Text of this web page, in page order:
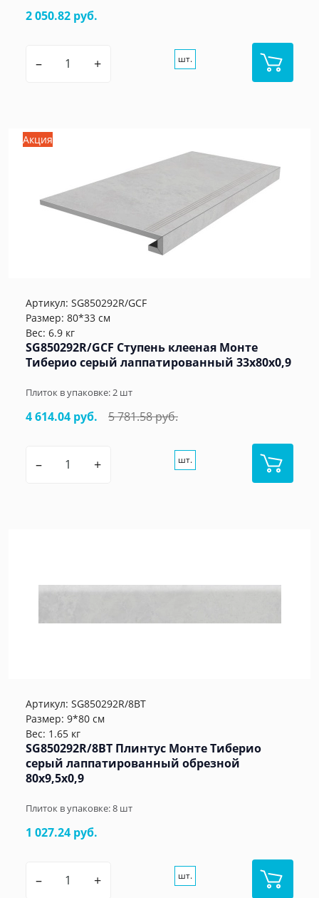
2 050.82 руб.
– + шт.
Акция
Артикул: SG850292R/GCF
Размер: 80*33 см
Вес: 6.9 кг
SG850292R/GCF Ступень клееная Монте
Тиберио серый лаппатированный 33x80x0,9
Плиток в упаковке:2 шт
4 614.04 руб. 5 781.58 руб.
– + шт.
Артикул: SG850292R/8BT
Размер: 9*80 см
Вес: 1.65 кг
SG850292R/8BT Плинтус Монте Тиберио
серый лаппатированный обрезной
80x9,5x0,9
Плиток в упаковке:8 шт
1 027.24 руб.
– + шт.